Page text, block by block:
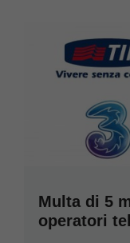
Multa di 5
operatori